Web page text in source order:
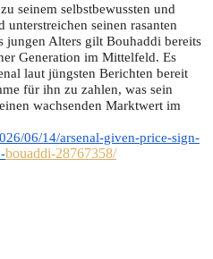
seinem selbstbewussten und
seinen rasanten
jungen Alters gilt Bouhaddi bereits
Generation im Mittelfeld. Es
laut jüngsten Berichten bereit
für ihn zu zahlen, was sein
wachsenden Marktwert im
06/14/arsenal-given-price-sign-
bouaddi-28767358/